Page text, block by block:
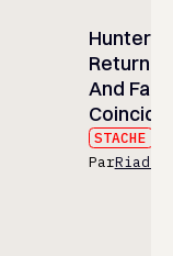
Hunter
And
STACHE
ParRiad